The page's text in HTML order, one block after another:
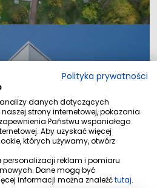
Polityka prywatności
danych dotyczących
strony internetowej, pokazania
Państwu wspaniałego
Aby uzyskać więcej
których używamy, otwórz
reklam i pomiaru
Dane mogą być
informacji można znaleźćtutaj.